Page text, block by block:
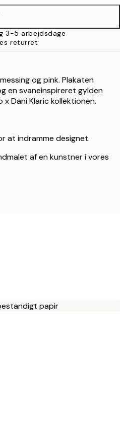
3-5 arbejdsdage
returret
og pink. Plakaten
en svaneinspireret gylden
Dani Klaric kollektionen.
at indramme designet.
af en kunstner i vores
papir